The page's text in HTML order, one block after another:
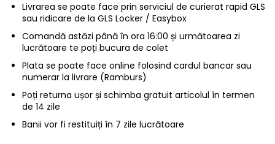
Livrarea se poate face prin serviciul de curierat rapid GLS
sau ridicare de la GLS Locker / Easybox
Comandă astăzi până în ora 16:00 și următoarea zi
lucrătoare te poți bucura de colet
Plata se poate face online folosind cardul bancar sau
numerar la livrare (Ramburs)
Poți returna ușor și schimba gratuit articolul în termen
de 14 zile
Banii vor fi restituiți în 7 zile lucrătoare